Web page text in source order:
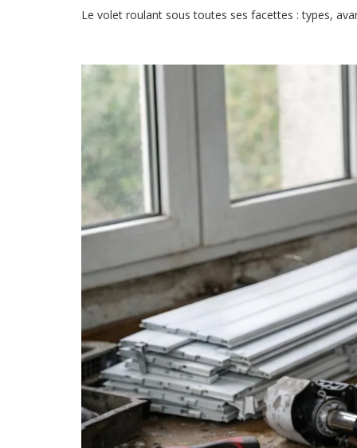
Le volet roulant sous toutes ses facettes : types,